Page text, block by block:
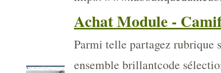
Achat Module -
Parmi telle partagez rubrique
ensemble brillantcode